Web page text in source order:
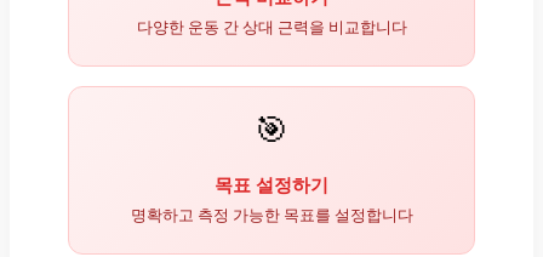
다양한 운동 간 상대 근력을 비교합니다
🎯
목표 설정하기
명확하고 측정 가능한 목표를 설정합니다